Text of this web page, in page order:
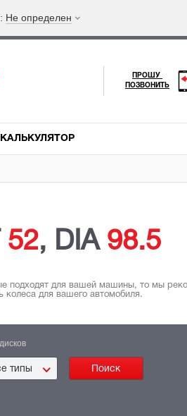
Не определен
ПРОШУ
ПОЗВОНИТЬ
КАЛЬКУЛЯТОР
52, DIA 98.5
подходят для вашей машины, то мы
для вашего автомобиля.
типы